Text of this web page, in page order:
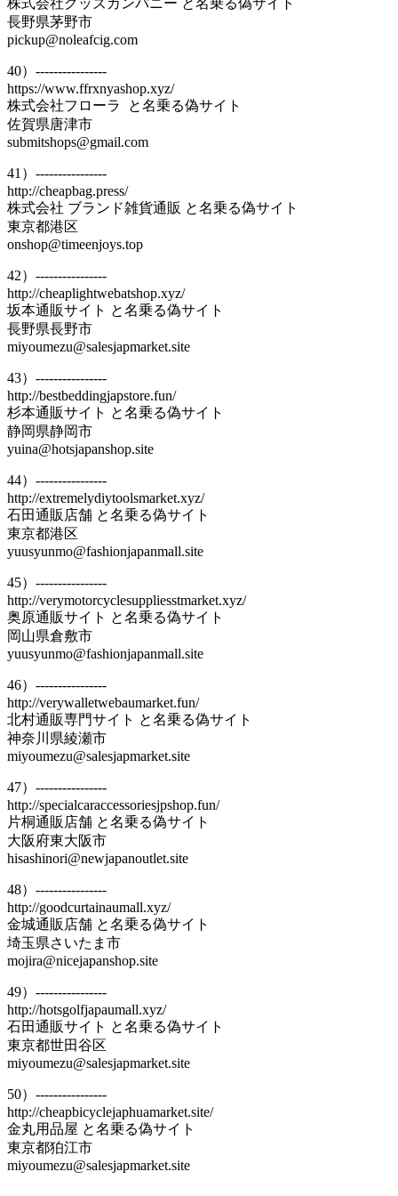
長野県茅野市
pickup@noleafcig.com
40）----------------
https://www.ffrxnyashop.xyz/
株式会社フローラ と名乗る偽サイト
佐賀県唐津市
submitshops@gmail.com
41）----------------
http://cheapbag.press/
株式会社 ブランド雑貨通販 と名乗る偽サイト
東京都港区
onshop@timeenjoys.top
42）----------------
http://cheaplightwebatshop.xyz/
坂本通販サイト と名乗る偽サイト
長野県長野市
miyoumezu@salesjapmarket.site
43）----------------
http://bestbeddingjapstore.fun/
杉本通販サイト と名乗る偽サイト
静岡県静岡市
yuina@hotsjapanshop.site
44）----------------
http://extremelydiytoolsmarket.xyz/
石田通販店舗 と名乗る偽サイト
東京都港区
yuusyunmo@fashionjapanmall.site
45）----------------
http://verymotorcyclesuppliesstmarket.xyz/
奥原通販サイト と名乗る偽サイト
岡山県倉敷市
yuusyunmo@fashionjapanmall.site
46）----------------
http://verywalletwebaumarket.fun/
北村通販専門サイト と名乗る偽サイト
神奈川県綾瀬市
miyoumezu@salesjapmarket.site
47）----------------
http://specialcaraccessoriesjpshop.fun/
片桐通販店舗 と名乗る偽サイト
大阪府東大阪市
hisashinori@newjapanoutlet.site
48）----------------
http://goodcurtainaumall.xyz/
金城通販店舗 と名乗る偽サイト
埼玉県さいたま市
mojira@nicejapanshop.site
49）----------------
http://hotsgolfjapaumall.xyz/
石田通販サイト と名乗る偽サイト
東京都世田谷区
miyoumezu@salesjapmarket.site
50）----------------
http://cheapbicyclejaphuamarket.site/
金丸用品屋 と名乗る偽サイト
東京都狛江市
miyoumezu@salesjapmarket.site